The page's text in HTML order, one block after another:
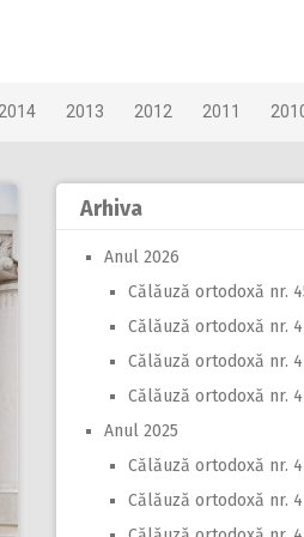
2013 2012 2011
Arhiva
Anul 2026
Călăuză ortodoxă nr.
Călăuză ortodoxă nr.
Călăuză ortodoxă nr.
Călăuză ortodoxă nr.
Anul 2025
Călăuză ortodoxă nr.
Călăuză ortodoxă nr.